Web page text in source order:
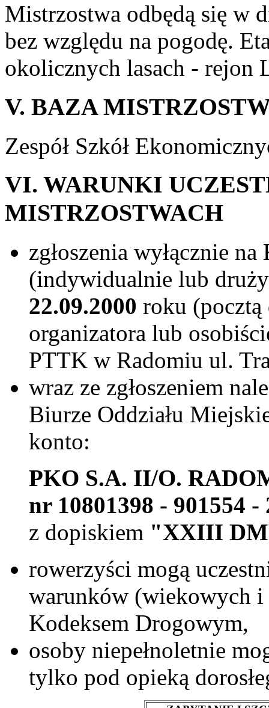
Mistrzostwa odbędą się w
bez względu na pogodę.
okolicznych lasach - rejon
V. BAZA
Zespół Szkół
VI. WARUNKI
MISTRZOSTWACH
zgłoszenia wyłącznie
(indywidualnie lub
22.09.2000 roku
organizatora lub
PTTK w Radomiu ul.
wraz ze zgłoszeniem
Biurze Oddziału
konto:
PKO S.A. II/O.
nr 10801398 - 901554 -
z dopiskiem "XXIII
rowerzyści mogą
warunków (wiekowych
Kodeksem Drogowym,
osoby niepełnoletnie
tylko pod opieką